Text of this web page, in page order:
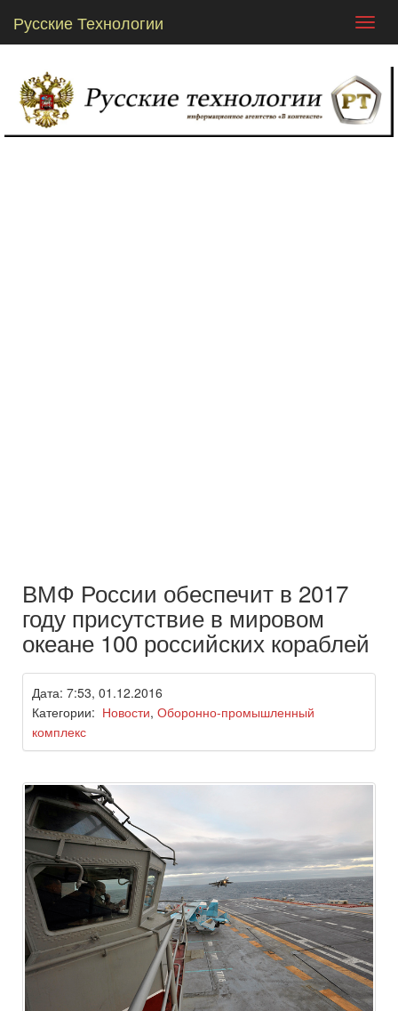
Русские Технологии
ВМФ России обеспечит в 2017
году присутствие в мировом
океане 100 российских кораблей
Дата: 7:53, 01.12.2016
Категории: Новости, Оборонно-промышленный
комплекс